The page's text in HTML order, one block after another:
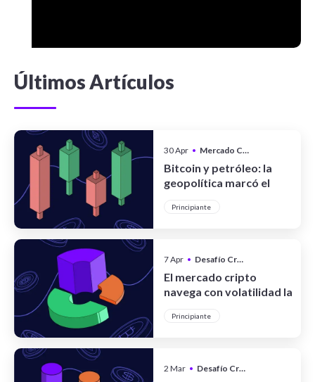
Últimos Artículos
30 Apr • Mercado Cripto
Bitcoin y petróleo: la
geopolítica marcó el
en abril
Principiante
7 Apr • Desafío Cripto
El mercado cripto
navega con volatilidad la
Principiante
2 Mar • Desafío Cripto